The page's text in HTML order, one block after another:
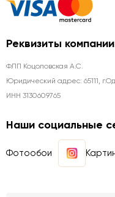
Реквизиты компании
ФЛП Коцоловская А.С.
Юридический адрес: 65111,
ИНН 3130609765
Наши социальные
Фотообои